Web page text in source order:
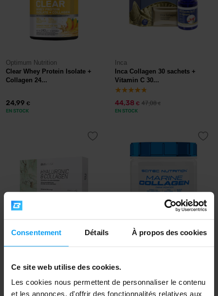
Consentement Détails À propos des cookies
Ce site web utilise des cookies.
Les cookies nous permettent de personnaliser le contenu
et les annonces, d'offrir des fonctionnalités relatives aux
Optimum Nutrition
Clear Whey Protein Isolate +
Collagen 24...
24,99 €
EN STOCK
Inca
Inca Collagen 30 sachets +
Vitamin C 30...
44,38 € 47,08€
EN STOCK
BioTech USA
EN STOCK
Scitec Nutrition
EN STOCK